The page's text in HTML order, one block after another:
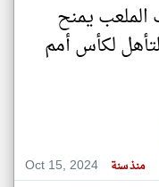
يمنح
لكأس أمم
Oct 15, 2024
منذ سنة